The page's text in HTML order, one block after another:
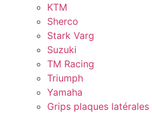
KTM
Sherco
Stark Varg
Suzuki
TM Racing
Triumph
Yamaha
Grips plaques latérales